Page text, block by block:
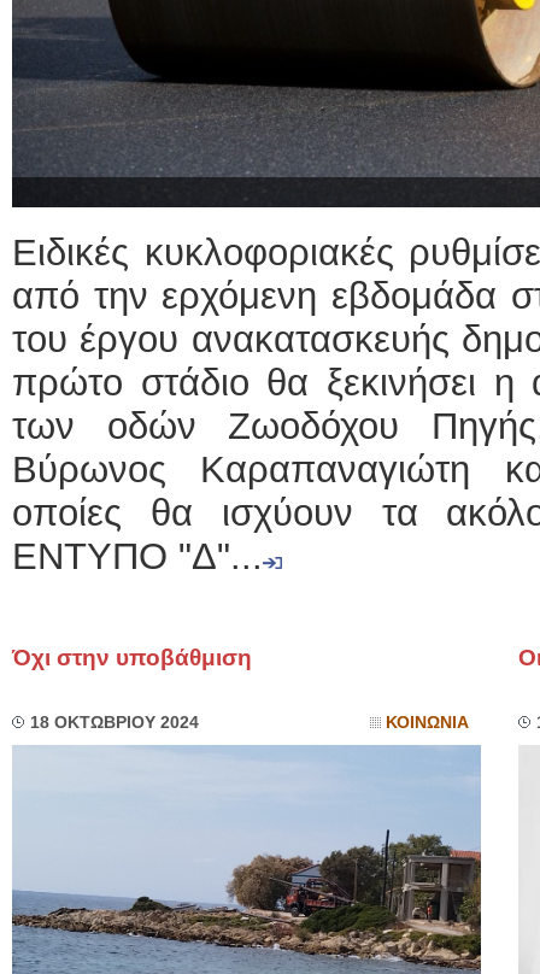
Ειδικές κυκλοφοριακές
από την ερχόμενη εβδομάδα
του έργου ανακατασκευής
πρώτο στάδιο θα ξεκινήσει
των οδών Ζωοδόχου Πηγής,
Βύρωνος Καραπαναγιώτη
οποίες θα ισχύουν τα
ΕΝΤΥΠΟ "Δ"...
Όχι στην υποβάθμιση
18 ΟΚΤΩΒΡΙΟΥ 2024 ΚΟΙΝΩΝΙΑ